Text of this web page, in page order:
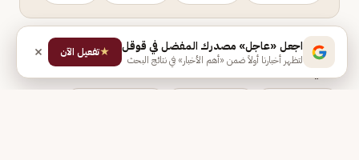
وَرَد في الخبر
اجعل «عاجل» مصدرك المفضل في قوقل
لتظهر أخبارنا أولاً ضمن «أهم الأخبار» في نتائج البحث
★تفعيل الآن